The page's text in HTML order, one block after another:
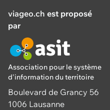
viageo.ch est proposé
par
Association pour le système
d'information du territoire
Boulevard de Grancy 56
1006 Lausanne